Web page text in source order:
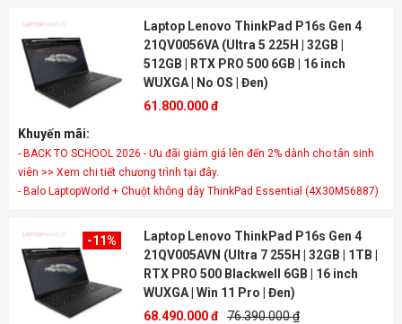
Laptop Lenovo ThinkPad P16s Gen 4
21QV0056VA (Ultra 5 225H | 32GB |
512GB | RTX PRO 500 6GB | 16 inch
WUXGA | No OS | Đen)
61.800.000 đ
Khuyến mãi:
- BACK TO SCHOOL 2026 - Ưu đãi giảm giá lên đến 2% dành cho tân sinh
viên >> Xem chi tiết chương trình tại đây.
- Balo LaptopWorld + Chuột không dây ThinkPad Essential (4X30M56887)
-11%
Laptop Lenovo ThinkPad P16s Gen 4
21QV005AVN (Ultra 7 255H | 32GB | 1TB |
RTX PRO 500 Blackwell 6GB | 16 inch
WUXGA | Win 11 Pro | Đen)
68.490.000 đ 76.390.000 ₫